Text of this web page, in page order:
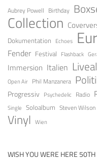
Aubrey Powell Birthday
Collection
Dokumentation Echoes
Fender Festival Flashback
Immersion Italien
Open Air Phil Manzanera
Progressiv Psychedelic Radio
Single Soloalbum Steven Wilson
Vinyl Wien
WISH YOU WERE HERE